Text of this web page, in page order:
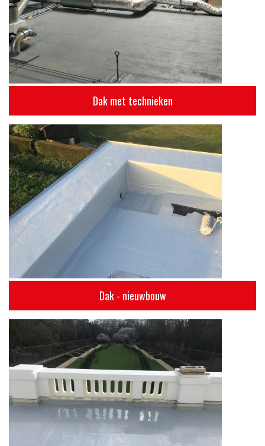
Dak met technieken
Dak - nieuwbouw